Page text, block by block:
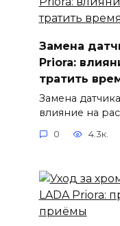
Замена
Priora:
тратить
Замена
влияние на
0 4.3к.